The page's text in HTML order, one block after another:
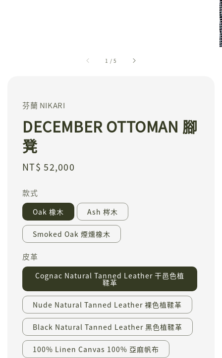
1 /5
芬蘭 NIKARI
DECEMBER OTTOMAN 腳
凳
Regular
NT$ 52,000
款式
Oak 橡木 Ash 梣木
Smoked Oak 煙燻橡木
皮革
Cognac Natural Tanned Leather 干邑色植
鞣革
Nude Natural Tanned Leather 裸色植鞣革
Black Natural Tanned Leather 黑色植鞣革
100% Linen Canvas 100% 亞麻帆布